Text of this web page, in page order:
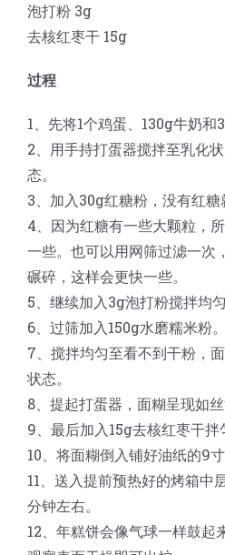
泡打粉 3g
去核红枣干 15g
过程
1、先将1个鸡蛋、130g牛奶和
2、用手持打蛋器搅拌至乳化
态。
3、加入30g红糖粉，没有红糖
4、因为红糖有一些大颗粒，
一些。也可以用网筛过滤一次
碾碎，这样会更快一些。
5、继续加入3g泡打粉搅拌均匀
6、过筛加入150g水磨糯米粉。
7、搅拌均匀至看不到干粉，
状态。
8、提起打蛋器，面糊呈现如丝
9、最后加入15g去核红枣干拌
10、将面糊倒入铺好油纸的9寸
11、送入提前预热好的烤箱
分钟左右。
12、年糕饼会像气球一样鼓起